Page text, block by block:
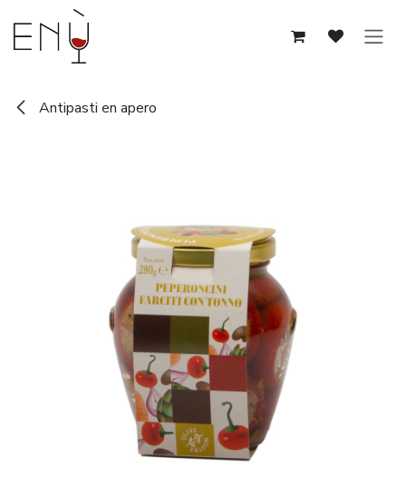
Overslaan naar inhoud
Antipasti en apero